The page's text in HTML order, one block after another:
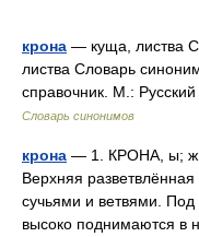
крона — куща, листва
листва Словарь
справочник. М.:
Словарь синонимов
крона — 1. КРОНА, ы; ж.
Верхняя
сучьями и ветвями.
высоко поднимаются в